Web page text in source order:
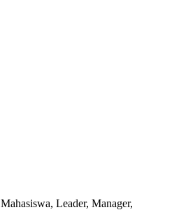
Leader, Manager,